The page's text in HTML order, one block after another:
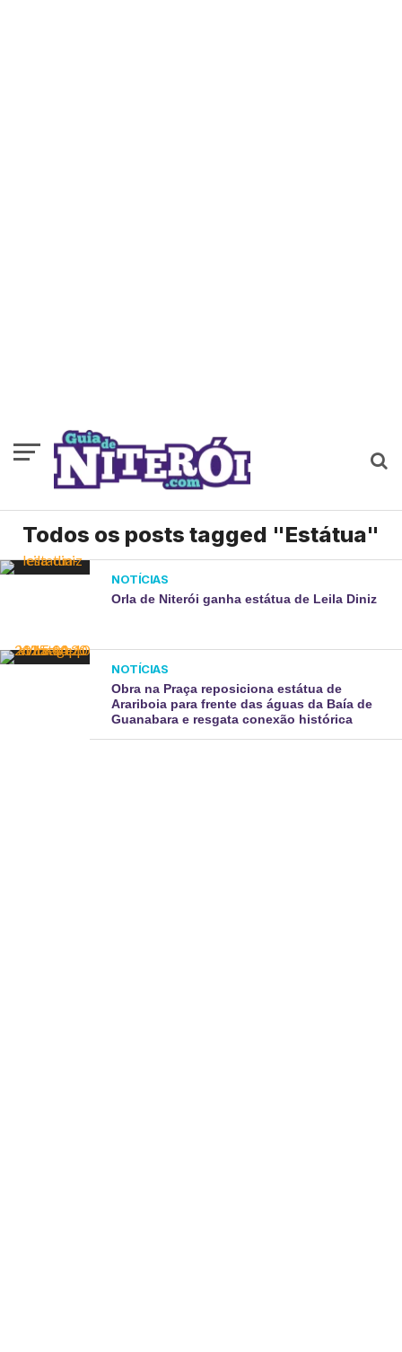
Todos os posts tagged "Estátua"
NOTÍCIAS
Orla de Niterói ganha estátua de Leila Diniz
NOTÍCIAS
Obra na Praça reposiciona estátua de
Arariboia para frente das águas da Baía de
Guanabara e resgata conexão histórica